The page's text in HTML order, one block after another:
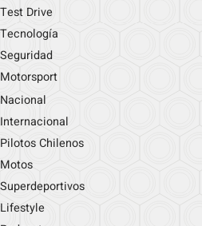
Test Drive
Tecnología
Seguridad
Motorsport
Nacional
Internacional
Pilotos Chilenos
Motos
Superdeportivos
Lifestyle